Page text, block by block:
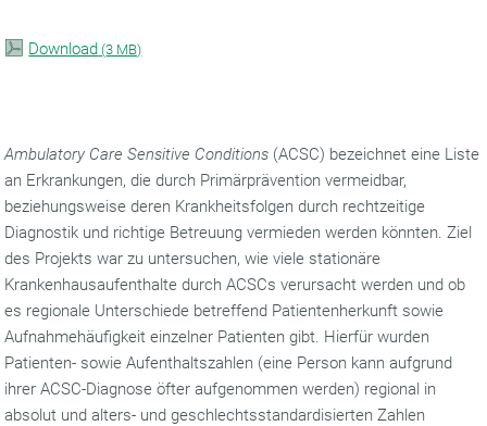
Download (3 MB)
Ambulatory Care Sensitive Conditions (ACSC) bezeichnet eine Liste
an Erkrankungen, die durch Primärprävention vermeidbar,
beziehungsweise deren Krankheitsfolgen durch rechtzeitige
Diagnostik und richtige Betreuung vermieden werden könnten. Ziel
des Projekts war zu untersuchen, wie viele stationäre
Krankenhausaufenthalte durch ACSCs verursacht werden und ob
es regionale Unterschiede betreffend Patientenherkunft sowie
Aufnahmehäufigkeit einzelner Patienten gibt. Hierfür wurden
Patienten- sowie Aufenthaltszahlen (eine Person kann aufgrund
ihrer ACSC-Diagnose öfter aufgenommen werden) regional in
absolut und alters- und geschlechtsstandardisierten Zahlen